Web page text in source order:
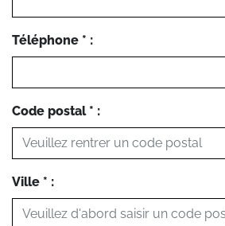
Téléphone * :
Code postal * :
Ville * :